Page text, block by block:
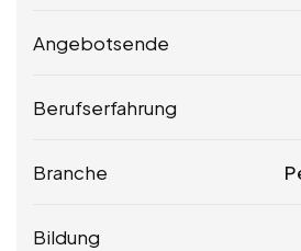
Angebotsende
Berufserfahrung
Branche
Bildung